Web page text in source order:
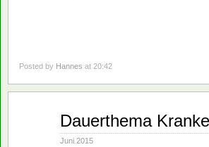
Posted by Hannes at 20:42
Dauerthema
Juni 2015